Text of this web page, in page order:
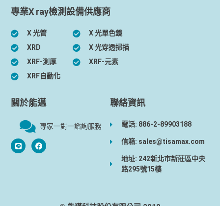
專業X ray檢測設備供應商
X 光管
XRD
XRF-測厚
XRF自動化
X 光單色鏡
X 光穿透掃描
XRF-元素
關於能邁
專家一對一諮詢服務
聯絡資訊
電話: 886-2-89903188
信箱: sales@tisamax.com
地址: 242新北市新莊區中央
路295號15樓